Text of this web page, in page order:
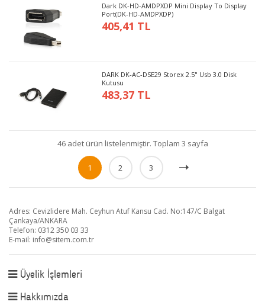
Dark DK-HD-AMDPXDP Mini Display To Display
Port(DK-HD-AMDPXDP)
405,41 TL
DARK DK-AC-DSE29 Storex 2.5" Usb 3.0 Disk
Kutusu
483,37 TL
46 adet ürün listelenmiştir. Toplam 3 sayfa
1 2 3
Adres: Cevizlidere Mah. Ceyhun Atuf Kansu Cad. No:147/C Balgat
Çankaya/ANKARA
Telefon: 0312 350 03 33
E-mail: info@sitem.com.tr
Üyelik İşlemleri
Hakkımızda